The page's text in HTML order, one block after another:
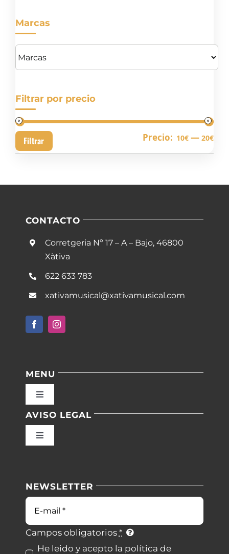
Marcas
Filtrar por precio
Filtrar Precio: 10€ — 20€
CONTACTO
Corretgeria Nº 17 – A – Bajo, 46800
Xàtiva
622 633 783
xativamusical@xativamusical.com
MENU
Toggle
Inicio
Blog
Contacto
AVISO LEGAL
Toggle
Condiciones de uso
Ley de cookies
NEWSLETTER
Correo
electrónico
Campos obligatorios *
He leido y acepto la política de